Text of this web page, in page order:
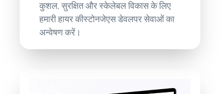
कुशल, सुरक्षित और स्केलेबल विकास के लिए
हमारी हायर कीस्टोनजेएस डेवलपर सेवाओं का
अन्वेषण करें।